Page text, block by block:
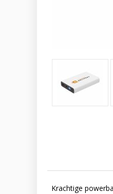
Krachtige